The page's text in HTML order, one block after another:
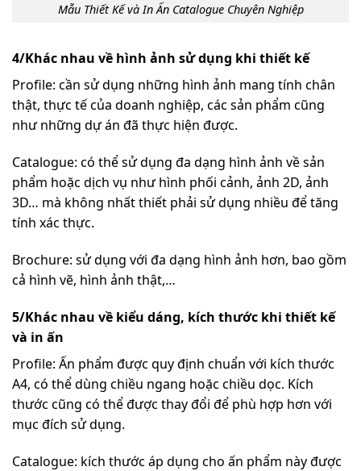
Mẫu Thiết Kế và In Ấn Catalogue Chuyên Nghiệp
4/Khác nhau về hình ảnh sử dụng khi thiết kế
Profile: cần sử dụng những hình ảnh mang tính chân
thật, thực tế của doanh nghiệp, các sản phẩm cũng
như những dự án đã thực hiện được.
Catalogue: có thể sử dụng đa dạng hình ảnh về sản
phẩm hoặc dịch vụ như hình phối cảnh, ảnh 2D, ảnh
3D… mà không nhất thiết phải sử dụng nhiều để tăng
tính xác thực.
Brochure: sử dụng với đa dạng hình ảnh hơn, bao gồm
cả hình vẽ, hình ảnh thật,…
5/Khác nhau về kiểu dáng, kích thước khi thiết kế
và in ấn
Profile: Ấn phẩm được quy định chuẩn với kích thước
A4, có thể dùng chiều ngang hoặc chiều dọc. Kích
thước cũng có thể được thay đổi để phù hợp hơn với
mục đích sử dụng.
Catalogue: kích thước áp dụng cho ấn phẩm này được